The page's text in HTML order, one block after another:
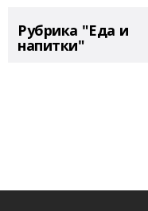
Рубрика "Еда и
напитки"